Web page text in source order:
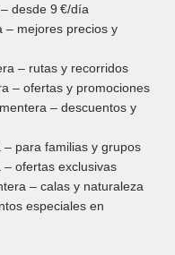
desde 9 €/día
– mejores precios y
– rutas y recorridos
– ofertas y promociones
– descuentos y
para familias y grupos
ofertas exclusivas
– calas y naturaleza
especiales en